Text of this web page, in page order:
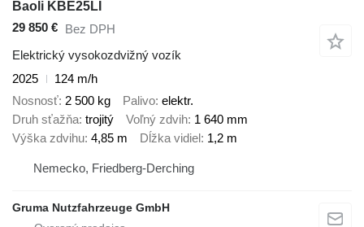
Baoli KBE25LI
29 850 € Bez DPH
Elektrický vysokozdvižný vozík
2025
124 m/h
Nosnosť 2 500 kg Palivo elektr.
Druh sťažňa trojitý Voľný zdvih 1 640 mm
Výška zdvihu 4,85 m Dĺžka vidiel 1,2 m
Nemecko, Friedberg-Derching
Gruma Nutzfahrzeuge GmbH